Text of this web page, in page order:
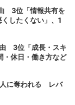
3位「情報共有を
したくない」、1
3位「成長・スキ
・休日・働き方など
人に奪われる レバ